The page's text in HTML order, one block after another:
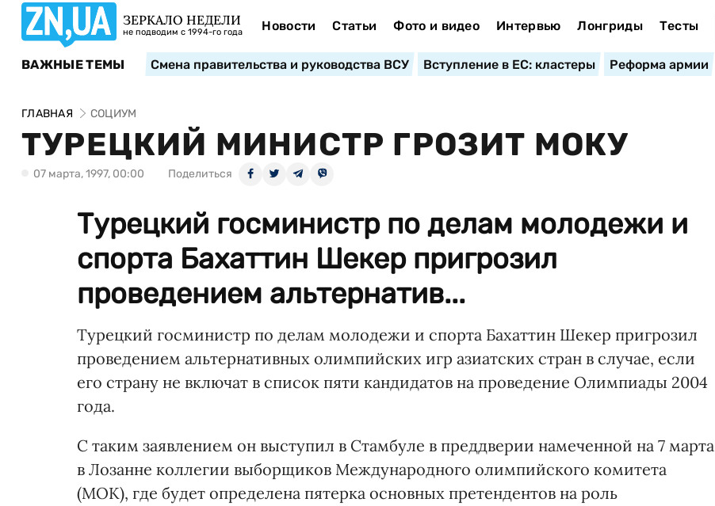
ЗЕРКАЛО НЕДЕЛИ
не подводим с 1994-го года Новости Статьи Фото и видео Интервью Лонгриды Тесты
ВАЖНЫЕ ТЕМЫ Смена правительства и руководства ВСУ Вступление в ЕС: кластеры Реформа армии
ГЛАВНАЯ СОЦИУМ
ТУРЕЦКИЙ МИНИСТР ГРОЗИТ МОКУ
07 марта, 1997, 00:00 Поделиться
Турецкий госминистр по делам молодежи и
спорта Бахаттин Шекер пригрозил
проведением альтернатив...
Турецкий госминистр по делам молодежи и спорта Бахаттин Шекер пригрозил
проведением альтернативных олимпийских игр азиатских стран в случае, если
его страну не включат в список пяти кандидатов на проведение Олимпиады 2004
года.
С таким заявлением он выступил в Стамбуле в преддверии намеченной на 7 марта
в Лозанне коллегии выборщиков Международного олимпийского комитета
(МОК), где будет определена пятерка основных претендентов на роль